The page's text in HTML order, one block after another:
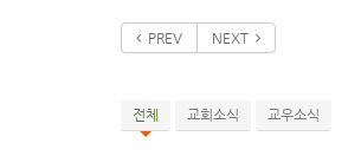
PREV NEXT
전체 교회소식 교우소식